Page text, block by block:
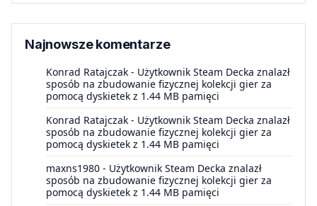
Najnowsze komentarze
Konrad Ratajczak - Użytkownik Steam Decka znalazł
sposób na zbudowanie fizycznej kolekcji gier za
pomocą dyskietek z 1.44 MB pamięci
Konrad Ratajczak - Użytkownik Steam Decka znalazł
sposób na zbudowanie fizycznej kolekcji gier za
pomocą dyskietek z 1.44 MB pamięci
maxns1980 - Użytkownik Steam Decka znalazł
sposób na zbudowanie fizycznej kolekcji gier za
pomocą dyskietek z 1.44 MB pamięci